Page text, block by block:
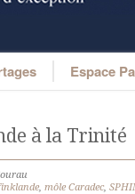
Espace
à la Trinité
, môle Caradec,